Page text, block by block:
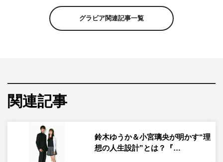
グラビア関連記事一覧
関連記事
鈴木ゆうか＆小宮璃央が明かす“理
想の人生設計”とは？『…